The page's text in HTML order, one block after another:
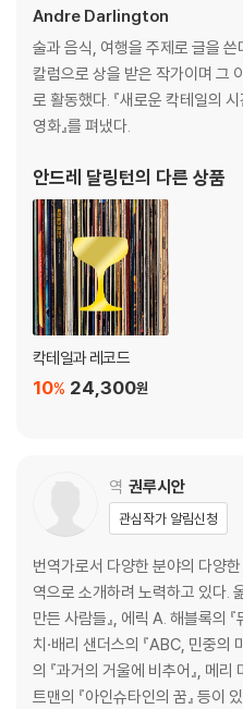
Home for Christmas (2008): 셰
Christmas in the Heart (2009):
Under the Mistletoe (2011): 저스
Cee Lo’s Magic Moment
Wrapped in Red (2013): 켈리 클
Christmas Christmas (2017): 칩
Everyday Is Christmas (2017):
A Holly Dolly Christmas (2020):
One-Hit Wonders: 여러 아티스트
Chapter 2 웜 앤 퍼지(Warm &
Merry Christmas (1949): 빙 크로
Rudolph the Red-Nosed
The Magic of Christmas (1960):
The Perry Como Christmas
Christmas Portrait (1978): 카펜
Pretty Paper (1979): 윌리 넬슨
A Christmas Together (1979):
Christmas Interpretations
These Are Special Times
Songs for Christmas (2006): 수
A Very She & Him Christmas
Holiday Wishes (2014): 이디나
Andre Darlington
술과 음식, 여행을 주제로 글을
칼럼으로 상을 받은 작가이며 그
로 활동했다. 『새로운 칵테일의
영화』를 펴냈다.
안드레 달링턴의 다른 상품
칵테일과 레코드
24,300원
10%
역 권루시안
관심작가 알림신청
번역가로서 다양한 분야의 다양
역으로 소개하려 노력하고 있다.
만든 사람들』, 에릭 A. 해블록의
치·배리 샌더스의 『ABC, 민중의
의 『과거의 거울에 비추어』, 메리
트맨의 『아인슈타인의 꿈』 등이